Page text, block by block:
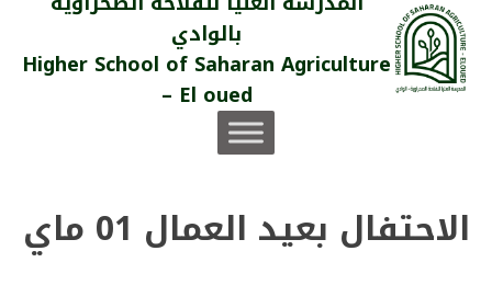
بالوادي
Higher School of Saharan Agriculture
– El oued
الاحتفال بعيد العمال 01 ماي